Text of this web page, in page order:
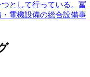
として行っている。冨
電機設備の総合設備事